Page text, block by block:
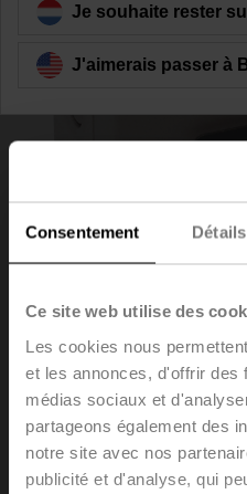
Consentement Détails
Ce site web utilise des
Les cookies nous
et les annonces, d'offrir des
médias sociaux et
partageons également des
notre site avec nos
publicité et d'analyse, qui
SGA24
Positionneur pour montage
Je souhaite rester
J'aimerais passer à